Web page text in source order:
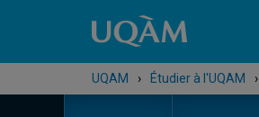
UQAM › Étudier à l'UQAM ›